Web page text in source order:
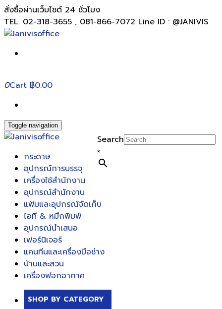
สั่งซื้อผ่านเว็บไซต์ 24 ชั่วโมง
TEL. 02-318-3655 , 081-866-7072 Line ID : @JANIVIS
0Cart ฿0.00
Toggle navigation
Search
×
กระดาษ
อุปกรณ์การบรรจุ
เครื่องใช้สำนักงาน
อุปกรณ์สำนักงาน
แฟ้มและอุปกรณ์จัดเก็บ
ไอที & หมึกพิมพ์
อุปกรณ์นำเสนอ
เฟอร์นิเจอร์
แคนทีนและเครื่องมือช่าง
บ้านและสวน
เครื่องฟอกอากาศ
SHOP BY CATEGORY